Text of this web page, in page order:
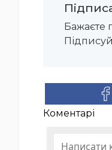
Бажаєте
Коментарі